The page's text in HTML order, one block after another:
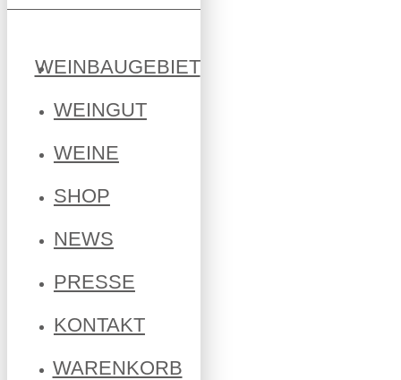
WEINBAUGEBIET
WEINGUT
WEINE
SHOP
NEWS
PRESSE
KONTAKT
WARENKORB